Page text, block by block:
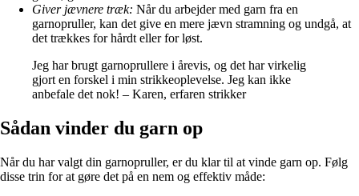
Giver jævnere træk: Når du arbejder med garn fra en
garnopruller, kan det give en mere jævn stramning og undgå, at
det trækkes for hårdt eller for løst.
Jeg har brugt garnoprullere i årevis, og det har virkelig
gjort en forskel i min strikkeoplevelse. Jeg kan ikke
anbefale det nok! – Karen, erfaren strikker
Sådan vinder du garn op
Når du har valgt din garnopruller, er du klar til at vinde garn op. Følg
disse trin for at gøre det på en nem og effektiv måde: